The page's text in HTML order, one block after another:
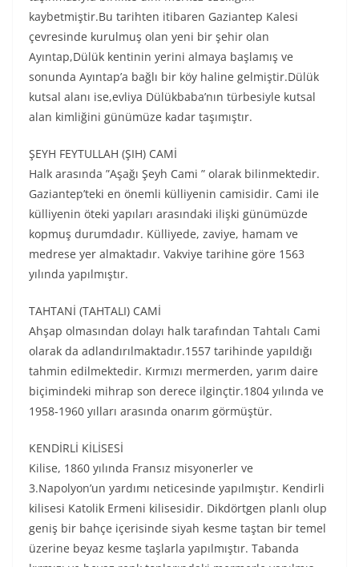
kaybetmiştir.Bu tarihten itibaren Gaziantep Kalesi
çevresinde kurulmuş olan yeni bir şehir olan
Ayıntap,Dülük kentinin yerini almaya başlamış ve
sonunda Ayıntap’a bağlı bir köy haline gelmiştir.Dülük
kutsal alanı ise,evliya Dülükbaba’nın türbesiyle kutsal
alan kimliğini günümüze kadar taşımıştır.
ŞEYH FEYTULLAH (ŞIH) CAMİ
Halk arasında ”Aşağı Şeyh Cami ” olarak bilinmektedir.
Gaziantep’teki en önemli külliyenin camisidir. Cami ile
külliyenin öteki yapıları arasındaki ilişki günümüzde
kopmuş durumdadır. Külliyede, zaviye, hamam ve
medrese yer almaktadır. Vakviye tarihine göre 1563
yılında yapılmıştır.
TAHTANİ (TAHTALI) CAMİ
Ahşap olmasından dolayı halk tarafından Tahtalı Cami
olarak da adlandırılmaktadır.1557 tarihinde yapıldığı
tahmin edilmektedir. Kırmızı mermerden, yarım daire
biçimindeki mihrap son derece ilginçtir.1804 yılında ve
1958-1960 yılları arasında onarım görmüştür.
KENDİRLİ KİLİSESİ
Kilise, 1860 yılında Fransız misyonerler ve
3.Napolyon’un yardımı neticesinde yapılmıştır. Kendirli
kilisesi Katolik Ermeni kilisesidir. Dikdörtgen planlı olup
geniş bir bahçe içerisinde siyah kesme taştan bir temel
üzerine beyaz kesme taşlarla yapılmıştır. Tabanda